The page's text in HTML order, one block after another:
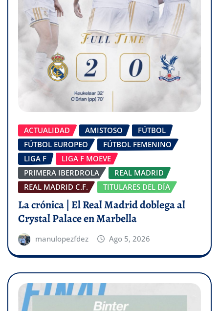
ACTUALIDAD AMISTOSO
FÚTBOL
FÚTBOL EUROPEO
FÚTBOL FEMENINO
LIGA F
LIGA F MOEVE
PRIMERA IBERDROLA
REAL MADRID
REAL MADRID C.F.
TITULARES DEL DÍA
La crónica | El Real Madrid doblega al
Crystal Palace en Marbella
manulopezfdez Ago 5, 2026